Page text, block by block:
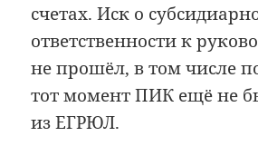
счетах. Иск о
ответственности к
не прошёл, в том числе
тот момент ПИК ещё не
из ЕГРЮЛ.